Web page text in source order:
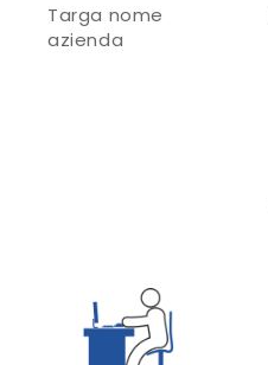
Targa nome
azienda